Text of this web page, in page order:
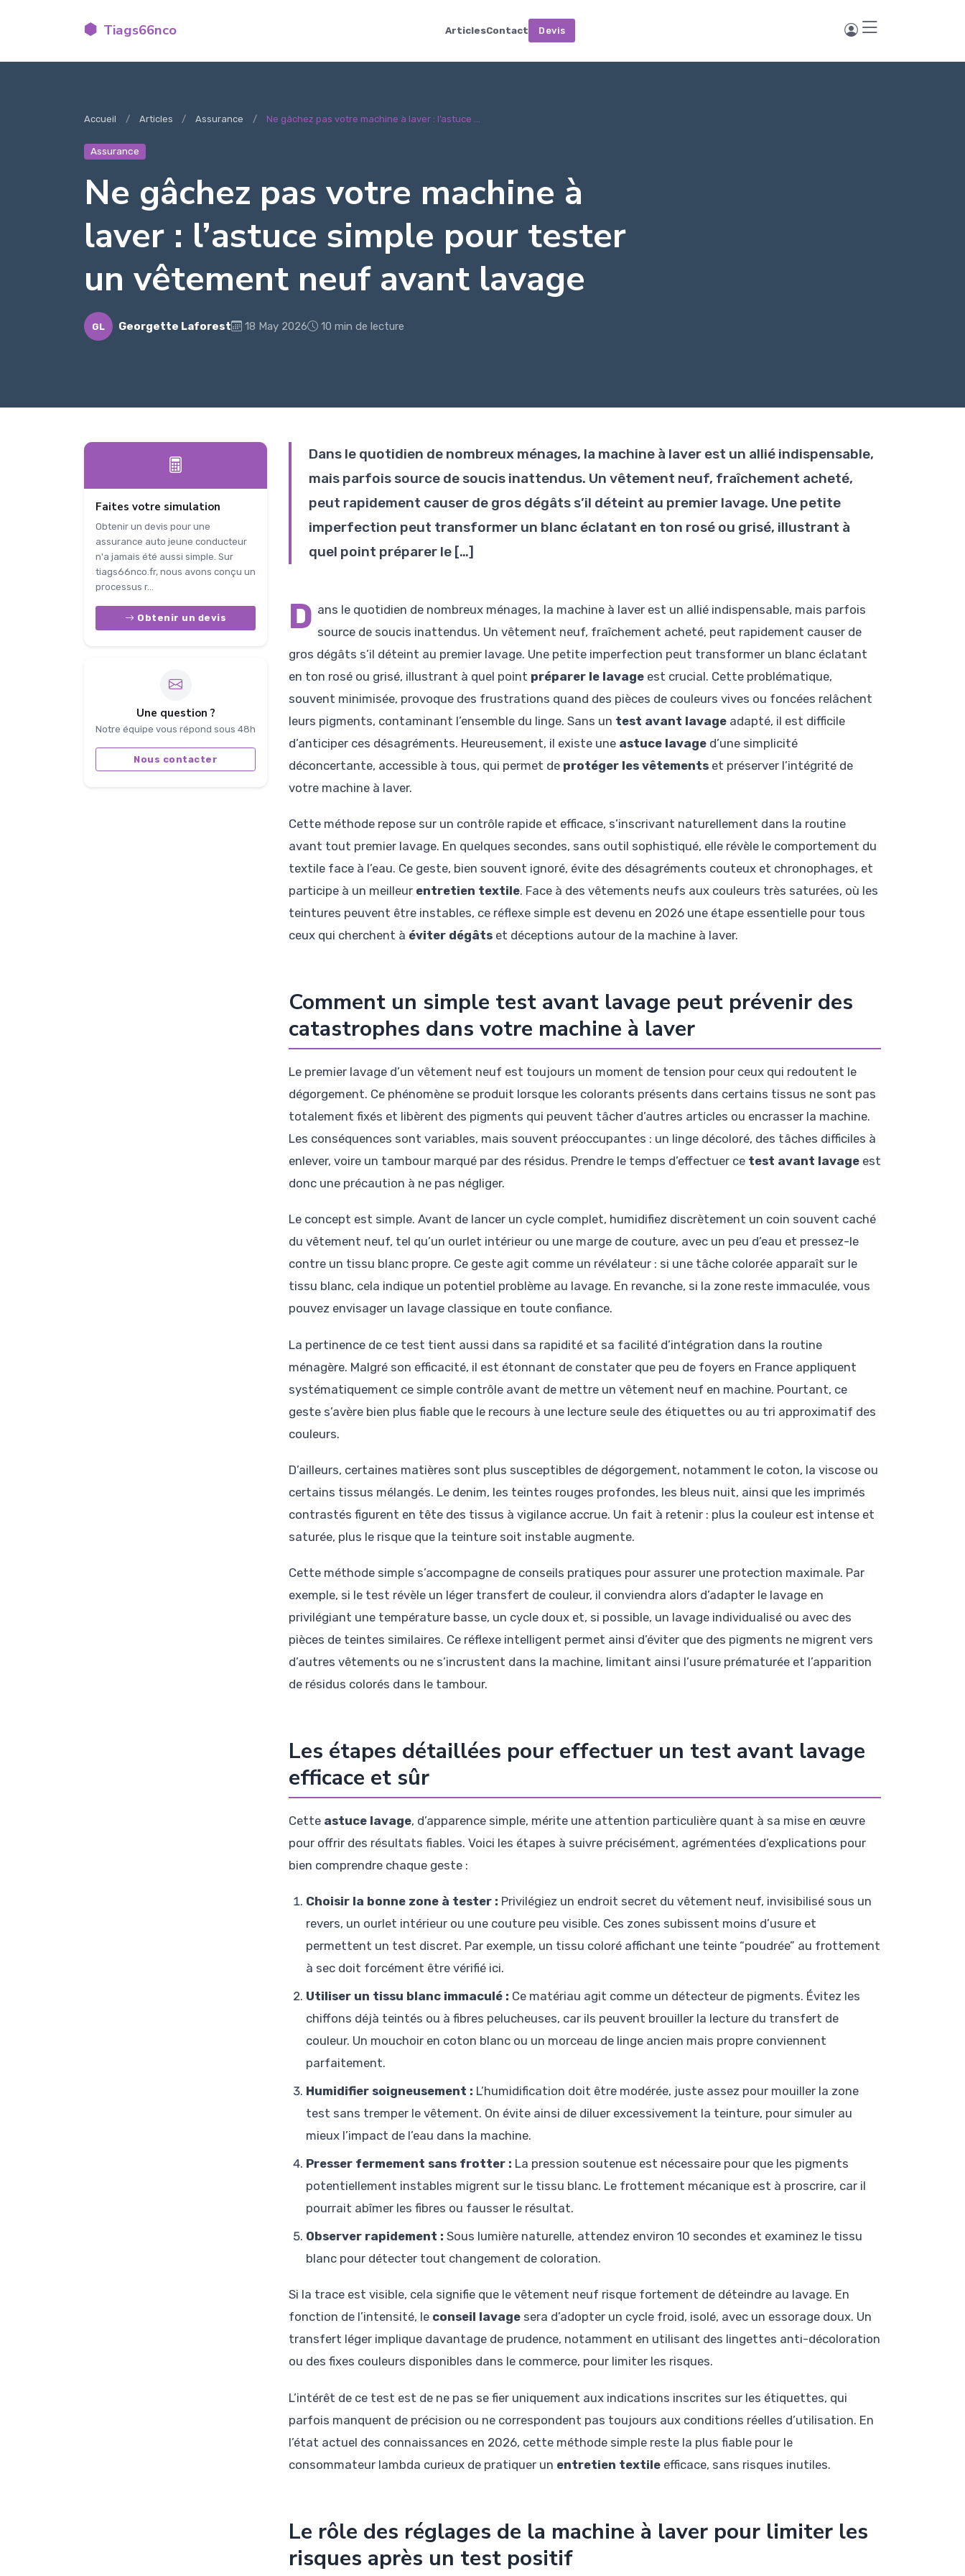
Tiags66nco ArticlesContact Devis
Accueil Articles Assurance Ne gâchez pas votre machine à laver : l’astuce ...
Assurance
Ne gâchez pas votre machine à
laver : l’astuce simple pour tester
un vêtement neuf avant lavage
GL Georgette Laforest 18 May 2026 10 min de lecture
Faites votre simulation
Obtenir un devis pour une
assurance auto jeune conducteur
n'a jamais été aussi simple. Sur
tiags66nco.fr, nous avons conçu un
processus r...
Obtenir un devis
Une question ?
Notre équipe vous répond sous 48h
Nous contacter
Dans le quotidien de nombreux ménages, la machine à laver est un allié indispensable,
mais parfois source de soucis inattendus. Un vêtement neuf, fraîchement acheté,
peut rapidement causer de gros dégâts s’il déteint au premier lavage. Une petite
imperfection peut transformer un blanc éclatant en ton rosé ou grisé, illustrant à
quel point préparer le […]
D ans le quotidien de nombreux ménages, la machine à laver est un allié indispensable, mais parfois
source de soucis inattendus. Un vêtement neuf, fraîchement acheté, peut rapidement causer de
gros dégâts s’il déteint au premier lavage. Une petite imperfection peut transformer un blanc éclatant
en ton rosé ou grisé, illustrant à quel point préparer le lavage est crucial. Cette problématique,
souvent minimisée, provoque des frustrations quand des pièces de couleurs vives ou foncées relâchent
leurs pigments, contaminant l’ensemble du linge. Sans un test avant lavage adapté, il est difficile
d’anticiper ces désagréments. Heureusement, il existe une astuce lavage d’une simplicité
déconcertante, accessible à tous, qui permet de protéger les vêtements et préserver l’intégrité de
votre machine à laver.
Cette méthode repose sur un contrôle rapide et efficace, s’inscrivant naturellement dans la routine
avant tout premier lavage. En quelques secondes, sans outil sophistiqué, elle révèle le comportement du
textile face à l’eau. Ce geste, bien souvent ignoré, évite des désagréments couteux et chronophages, et
participe à un meilleur entretien textile. Face à des vêtements neufs aux couleurs très saturées, où les
teintures peuvent être instables, ce réflexe simple est devenu en 2026 une étape essentielle pour tous
ceux qui cherchent à éviter dégâts et déceptions autour de la machine à laver.
Comment un simple test avant lavage peut prévenir des
catastrophes dans votre machine à laver
Le premier lavage d’un vêtement neuf est toujours un moment de tension pour ceux qui redoutent le
dégorgement. Ce phénomène se produit lorsque les colorants présents dans certains tissus ne sont pas
totalement fixés et libèrent des pigments qui peuvent tâcher d’autres articles ou encrasser la machine.
Les conséquences sont variables, mais souvent préoccupantes : un linge décoloré, des tâches difficiles à
enlever, voire un tambour marqué par des résidus. Prendre le temps d’effectuer ce test avant lavage est
donc une précaution à ne pas négliger.
Le concept est simple. Avant de lancer un cycle complet, humidifiez discrètement un coin souvent caché
du vêtement neuf, tel qu’un ourlet intérieur ou une marge de couture, avec un peu d’eau et pressez-le
contre un tissu blanc propre. Ce geste agit comme un révélateur : si une tâche colorée apparaît sur le
tissu blanc, cela indique un potentiel problème au lavage. En revanche, si la zone reste immaculée, vous
pouvez envisager un lavage classique en toute confiance.
La pertinence de ce test tient aussi dans sa rapidité et sa facilité d’intégration dans la routine
ménagère. Malgré son efficacité, il est étonnant de constater que peu de foyers en France appliquent
systématiquement ce simple contrôle avant de mettre un vêtement neuf en machine. Pourtant, ce
geste s’avère bien plus fiable que le recours à une lecture seule des étiquettes ou au tri approximatif des
couleurs.
D’ailleurs, certaines matières sont plus susceptibles de dégorgement, notamment le coton, la viscose ou
certains tissus mélangés. Le denim, les teintes rouges profondes, les bleus nuit, ainsi que les imprimés
contrastés figurent en tête des tissus à vigilance accrue. Un fait à retenir : plus la couleur est intense et
saturée, plus le risque que la teinture soit instable augmente.
Cette méthode simple s’accompagne de conseils pratiques pour assurer une protection maximale. Par
exemple, si le test révèle un léger transfert de couleur, il conviendra alors d’adapter le lavage en
privilégiant une température basse, un cycle doux et, si possible, un lavage individualisé ou avec des
pièces de teintes similaires. Ce réflexe intelligent permet ainsi d’éviter que des pigments ne migrent vers
d’autres vêtements ou ne s’incrustent dans la machine, limitant ainsi l’usure prématurée et l’apparition
de résidus colorés dans le tambour.
Les étapes détaillées pour effectuer un test avant lavage
efficace et sûr
Cette astuce lavage, d’apparence simple, mérite une attention particulière quant à sa mise en œuvre
pour offrir des résultats fiables. Voici les étapes à suivre précisément, agrémentées d’explications pour
bien comprendre chaque geste :
Choisir la bonne zone à tester : Privilégiez un endroit secret du vêtement neuf, invisibilisé sous un
revers, un ourlet intérieur ou une couture peu visible. Ces zones subissent moins d’usure et
permettent un test discret. Par exemple, un tissu coloré affichant une teinte “poudrée” au frottement
à sec doit forcément être vérifié ici.
Utiliser un tissu blanc immaculé : Ce matériau agit comme un détecteur de pigments. Évitez les
chiffons déjà teintés ou à fibres pelucheuses, car ils peuvent brouiller la lecture du transfert de
couleur. Un mouchoir en coton blanc ou un morceau de linge ancien mais propre conviennent
parfaitement.
Humidifier soigneusement : L’humidification doit être modérée, juste assez pour mouiller la zone
test sans tremper le vêtement. On évite ainsi de diluer excessivement la teinture, pour simuler au
mieux l’impact de l’eau dans la machine.
Presser fermement sans frotter : La pression soutenue est nécessaire pour que les pigments
potentiellement instables migrent sur le tissu blanc. Le frottement mécanique est à proscrire, car il
pourrait abîmer les fibres ou fausser le résultat.
Observer rapidement : Sous lumière naturelle, attendez environ 10 secondes et examinez le tissu
blanc pour détecter tout changement de coloration.
Si la trace est visible, cela signifie que le vêtement neuf risque fortement de déteindre au lavage. En
fonction de l’intensité, le conseil lavage sera d’adopter un cycle froid, isolé, avec un essorage doux. Un
transfert léger implique davantage de prudence, notamment en utilisant des lingettes anti-décoloration
ou des fixes couleurs disponibles dans le commerce, pour limiter les risques.
L’intérêt de ce test est de ne pas se fier uniquement aux indications inscrites sur les étiquettes, qui
parfois manquent de précision ou ne correspondent pas toujours aux conditions réelles d’utilisation. En
l’état actuel des connaissances en 2026, cette méthode simple reste la plus fiable pour le
consommateur lambda curieux de pratiquer un entretien textile efficace, sans risques inutiles.
Le rôle des réglages de la machine à laver pour limiter les
risques après un test positif